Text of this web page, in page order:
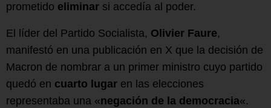
prometido eliminar si accedía al poder.
El líder del Partido Socialista, Olivier Faure,
manifestó en una publicación en X que la decisión de
Macron de nombrar a un primer ministro cuyo partido
quedó en cuarto lugar en las elecciones
representaba una «negación de la democracia«.